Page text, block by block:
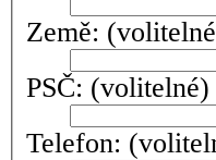
Země:
PSČ: (volitelné)
Telefon: